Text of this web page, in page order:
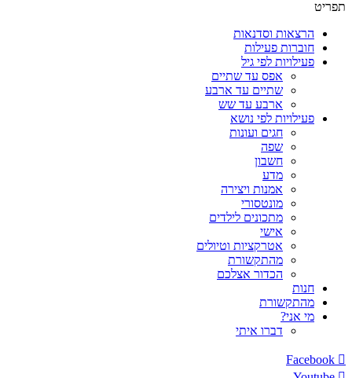
תפריט
הרצאות וסדנאות
חוברות פעילות
פעילויות לפי גיל
אפס עד שתיים
שתיים עד ארבע
ארבע עד שש
פעילויות לפי נושא
חגים ועונות
שפה
חשבון
מדע
אמנות ויצירה
מונטסורי
מתכונים לילדים
אישי
אטרקציות וטיולים
מהתקשורת
הכדור אצלכם
חנות
מהתקשורת
מי אני?
דברו איתי
Facebook